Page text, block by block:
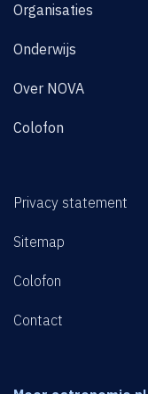
Organisaties
Onderwijs
Over NOVA
Colofon
Privacy statement
Sitemap
Colofon
Contact